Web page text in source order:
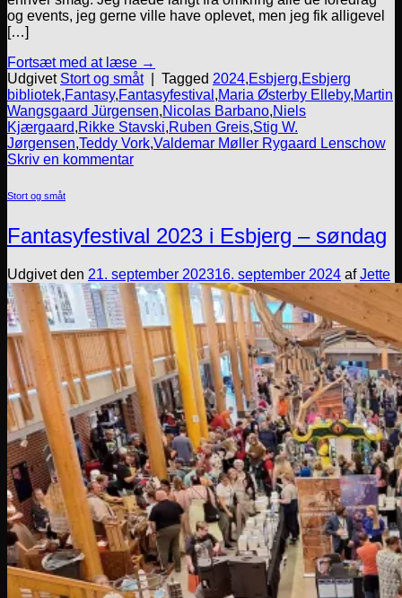
og events, jeg gerne ville have oplevet, men jeg fik alligevel
[…]
Fortsæt med at læse →
Udgivet Stort og småt Tagged 2024,Esbjerg,Esbjerg
bibliotek,Fantasy,Fantasyfestival ,Maria Østerby Elleby,Martin
Wangsgaard Jürgensen,Nicolas Barbano,Niels
Kjærgaard,Rikke Stavski,Ruben Greis,Stig W.
Jørgensen,Teddy Vork,Valdemar Møller Rygaard Lenschow
Skriv en kommentar
Stort og småt
Fantasyfestival 2023 i Esbjerg – søndag
Udgivet den 21. september 202316. september 2024 afJette